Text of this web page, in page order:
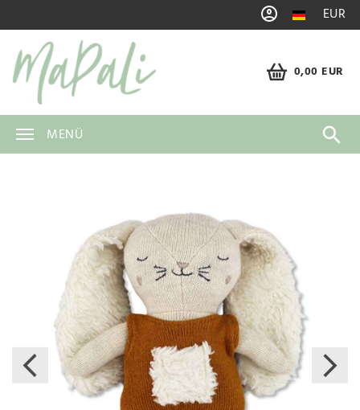
EUR
0,00 EUR
MENÜ